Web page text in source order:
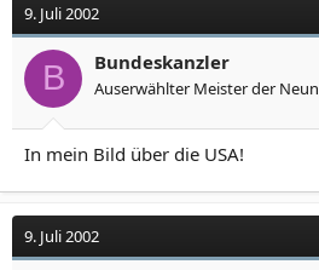
9. Juli 2002
B Bundeskanzler
Auserwählter Meister der Neun
In mein Bild über die USA!
9. Juli 2002